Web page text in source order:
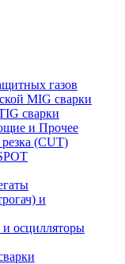
газов
MIG сварки
сварки
и Прочее
(CUT)
и
и осцилляторы